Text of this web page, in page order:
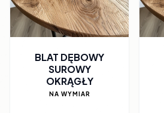
BLAT DĘBOWY
SUROWY
OKRĄGŁY
NA WYMIAR